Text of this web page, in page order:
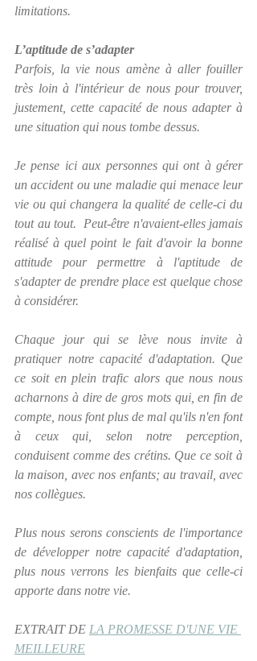
limitations.
L’aptitude de s’adapter
Parfois, la vie nous amène à aller fouiller
très loin à l'intérieur de nous pour trouver,
justement, cette capacité de nous adapter à
une situation qui nous tombe dessus.
Je pense ici aux personnes qui ont à gérer
un accident ou une maladie qui menace leur
vie ou qui changera la qualité de celle-ci du
tout au tout.  Peut-être n'avaient-elles jamais
réalisé à quel point le fait d'avoir la bonne
attitude pour permettre à l'aptitude de
s'adapter de prendre place est quelque chose
à considérer.
Chaque jour qui se lève nous invite à
pratiquer notre capacité d'adaptation. Que
ce soit en plein trafic alors que nous nous
acharnons à dire de gros mots qui, en fin de
compte, nous font plus de mal qu'ils n'en font
à ceux qui, selon notre perception,
conduisent comme des crétins. Que ce soit à
la maison, avec nos enfants; au travail, avec
nos collègues.
Plus nous serons conscients de l'importance
de développer notre capacité d'adaptation,
plus nous verrons les bienfaits que celle-ci
apporte dans notre vie.
EXTRAIT DE LA PROMESSE D'UNE VIE
MEILLEURE